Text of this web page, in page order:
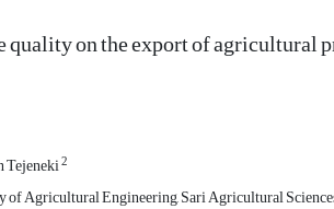
on the export of agricultural
Tejeneki2
Agricultural Engineering, Sari Agricultural